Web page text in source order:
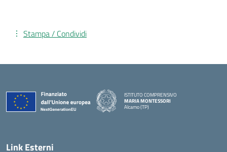
Stampa / Condividi
ISTITUTO COMPRENSIVO
MARIA MONTESSORI
Alcamo (TP)
Link Esterni